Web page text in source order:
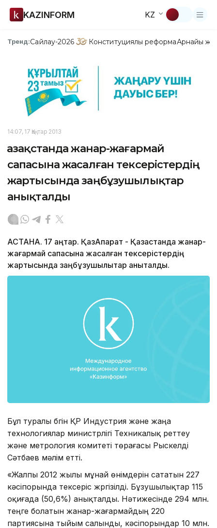
KAZINFORM KZ
Тренд:Сайлау-2026 Конституциялық реформаАрнайы
14:07, 17 Қаңтар 2013
Қазақстанда жанар-жағармай
сапасына жасалған тексерістердің
жартысында заңбұзушылықтар
анықталды
АСТАНА. 17 қаңтар. ҚазАқпарат - Қазақстанда жанар-
жағармай сапасына жасалған тексерістердің
жартысында заңбұзушылықтар анықталды.
Бұл туралы бүгін ҚР Индустрия және жаңа
технологиялар министрлігі Техникалық реттеу
және метрология комитеті төрағасы Рыскелді
Сәтбаев мәлім етті.
«Жалпы 2012 жылы мұнай өнімдерін сататын 227
кәсіпорында тексеріс жүргізілді. Бұзушылықтар 115
оқиғада (50,6%) анықталды. Нәтижесінде 294 млн.
теңге болатын жанар-жағармайдың 220
партиясына тыйым салынды, кәсіпорындар 10 млн.